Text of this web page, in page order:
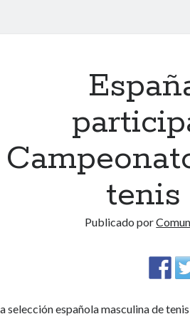
tenis
Publicado por
a selección española masculina de